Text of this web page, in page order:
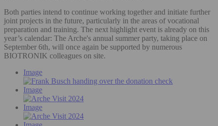
Both parties intend to continue working together and initiate further
joint projects in the future, particularly in the areas of vocational
preparation and training. The next highlight event is already on this
year’s calendar: The Arche's annual summer party, taking place on
September 6th, will once again be supported by numerous
BIOTRONIK colleagues on site.
Image
Image
Image